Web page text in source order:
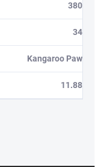
380
34
Kangaroo Paw
11.88